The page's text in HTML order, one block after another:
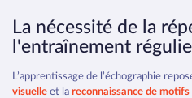
La nécessité de la
l'entraînement
L’apprentissage de l’échographie
visuelle et la reconnaissance de motifs